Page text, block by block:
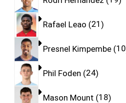
Rafael Leao 21
Presnel Kimpembe 10
Phil Foden 24
Mason Mount 18